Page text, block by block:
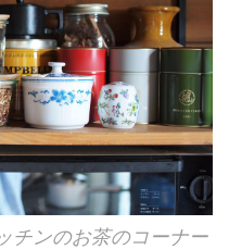
チンのお茶のコーナー